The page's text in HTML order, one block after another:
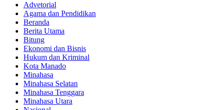
Advetorial
Agama dan Pendidikan
Beranda
Berita Utama
Bitung
Ekonomi dan Bisnis
Hukum dan Kriminal
Kota Manado
Minahasa
Minahasa Selatan
Minahasa Tenggara
Minahasa Utara